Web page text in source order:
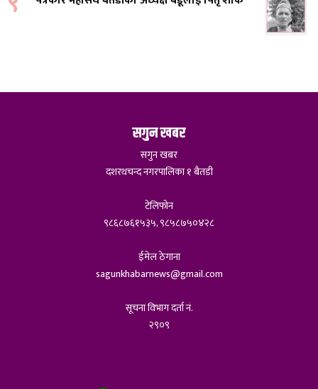
सगुन खबर
सगुन खबर
दशरथचन्द नगरपालिका १ बैतडी
टेलिफोन
९८६८७६१५३५, ९८५८७५०४२८
ईमेल ठेगाना
sagunkhabarnews@gmail.com
सूचना विभाग दर्ता नं.
२९०९